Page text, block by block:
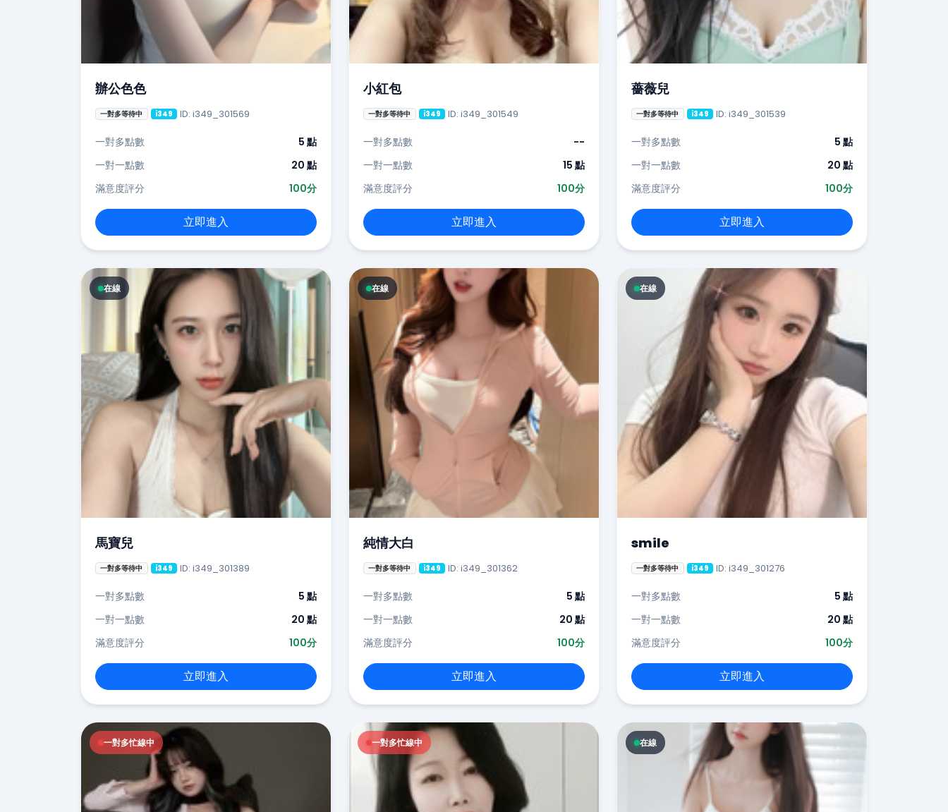
辦公色色
一對多等待中 i349 ID: i349_301569
一對多點數
5 點
一對一點數
20 點
滿意度評分
100分
立即進入
小紅包
一對多等待中 i349 ID: i349_301549
一對多點數
--
一對一點數
15 點
滿意度評分
100分
立即進入
薔薇兒
一對多等待中 i349 ID: i349_301539
一對多點數
5 點
一對一點數
20 點
滿意度評分
100分
立即進入
在線
馬寶兒
一對多等待中 i349 ID: i349_301389
一對多點數
5 點
一對一點數
20 點
滿意度評分
100分
立即進入
在線
純情大白
一對多等待中 i349 ID: i349_301362
一對多點數
5 點
一對一點數
20 點
滿意度評分
100分
立即進入
在線
smile
一對多等待中 i349 ID: i349_301276
一對多點數
5 點
一對一點數
20 點
滿意度評分
100分
立即進入
一對多忙線中 一對多忙線中 在線